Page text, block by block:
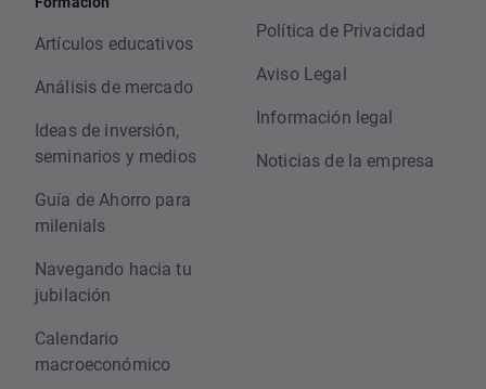
Artículos educativos
Análisis de mercado
Ideas de inversión,
seminarios y medios
Guía de Ahorro para
milenials
Navegando hacia tu
jubilación
Calendario
macroeconómico
Política de Privacidad
Aviso Legal
Información legal
Noticias de la empresa